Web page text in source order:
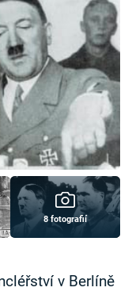
8 fotografií
v Berlíně